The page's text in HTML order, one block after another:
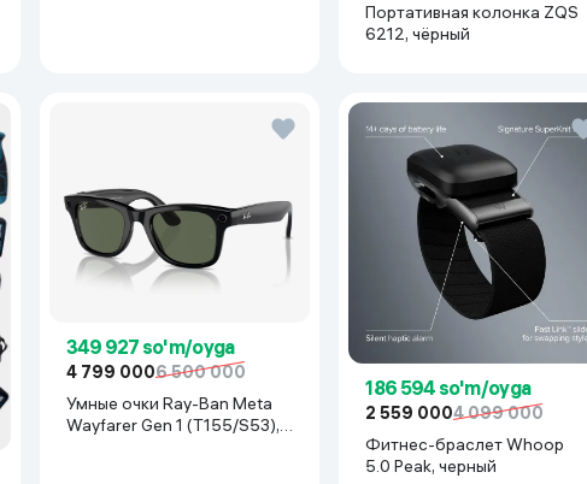
Портативная колонка ZQS
6212, чёрный
349 927 so'm/oyga
4 799 0006 500 000
Умные очки Ray-Ban Meta
Wayfarer Gen 1 (T155/S53),
186 594 so'm/oyga
2 559 0004 099 000
Фитнес-браслет Whoop
5.0 Peak, черный